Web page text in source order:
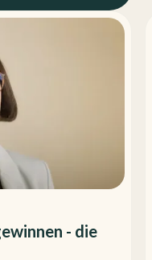
- die